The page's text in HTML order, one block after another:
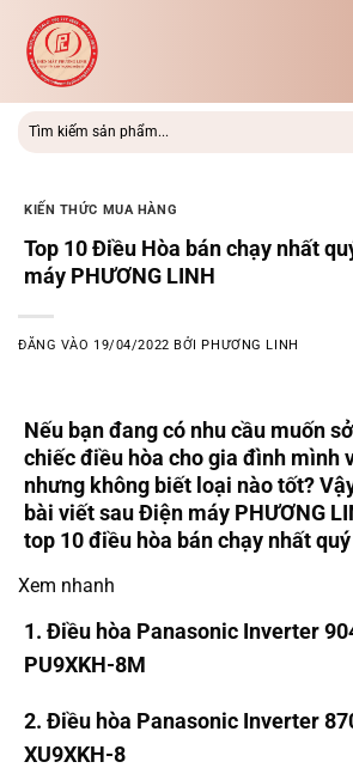
qua
dung
KIẾN THỨC MUA HÀNG
Top 10 Điều Hòa bán chạy nhất
máy PHƯƠNG LINH
ĐĂNG VÀO 19/04/2022 BỞI PHƯƠNG LINH
Nếu bạn đang có nhu cầu muốn
chiếc điều hòa cho gia đình mình
nhưng không biết loại nào tốt?
bài viết sau Điện máy PHƯƠNG
top 10 điều hòa bán chạy nhất
Xem nhanh
1. Điều hòa Panasonic Inverter
PU9XKH-8M
2. Điều hòa Panasonic Inverter
XU9XKH-8